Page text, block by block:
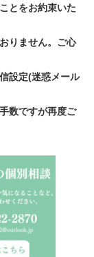
とをお約束いた
りません。ご心
設定(迷惑メール
数ですが再度ご